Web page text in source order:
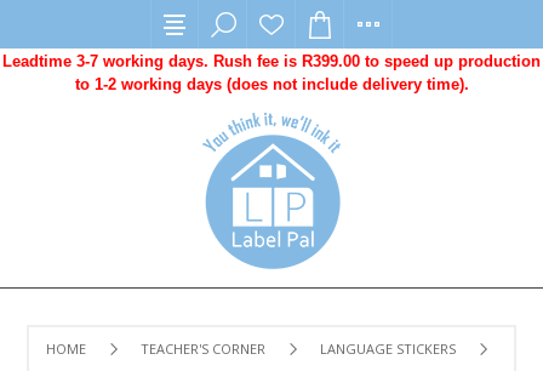
Leadtime 3-7 working days. Rush fee is R399.00 to speed up production
to 1-2 working days (does not include delivery time).
HOME TEACHER'S CORNER LANGUAGE STICKERS